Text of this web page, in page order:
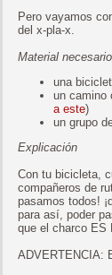
Pero vayamos
del x-pla-x.
Material necesario
una
un camino
a este)
un grupo
Explicación
Con tu bicicleta,
compañeros de
pasamos todos!
para así, poder
que el charco ES
ADVERTENCIA: